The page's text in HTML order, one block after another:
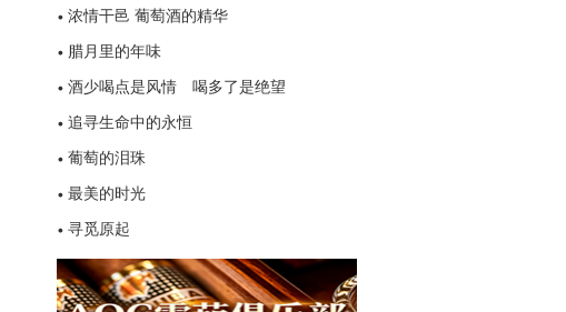
浓情干邑 葡萄酒的精华
腊月里的年味
酒少喝点是风情 喝多了是绝望
追寻生命中的永恒
葡萄的泪珠
最美的时光
寻觅原起